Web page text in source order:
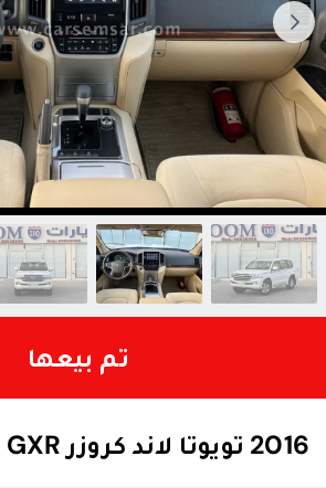
تم بيعها
2016 تويوتا لاند كروزر GXR